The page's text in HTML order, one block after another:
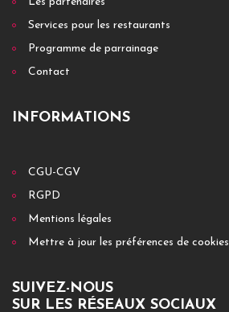
Services pour les restaurants
Programme de parrainage
Contact
INFORMATIONS
CGU-CGV
RGPD
Mentions légales
Mettre à jour les préférences de cookies
SUIVEZ-NOUS
SUR LES RÉSEAUX SOCIAUX